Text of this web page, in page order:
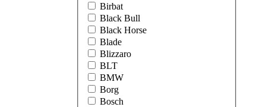
Birbat
Black Bull
Black Horse
Blade
Blizzaro
BLT
BMW
Borg
Bosch